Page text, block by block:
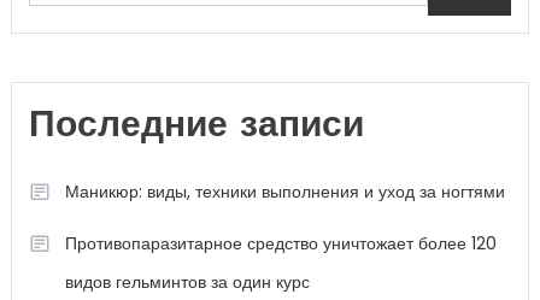
Последние записи
Маникюр: виды, техники выполнения и уход за ногтями
Противопаразитарное средство уничтожает более 120
видов гельминтов за один курс